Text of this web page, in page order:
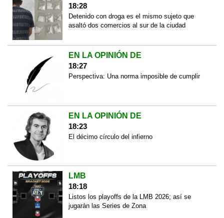
18:28
Detenido con droga es el mismo sujeto que
asaltó dos comercios al sur de la ciudad
EN LA OPINIÓN DE
18:27
Perspectiva: Una norma imposible de cumplir
EN LA OPINIÓN DE
18:23
El décimo círculo del infierno
LMB
18:18
Listos los playoffs de la LMB 2026; así se
jugarán las Series de Zona